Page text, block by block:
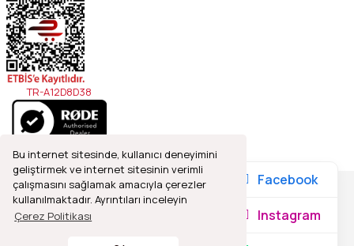
Bu internet sitesinde, kullanıcı deneyimini
geliştirmek ve internet sitesinin verimli
çalışmasını sağlamak amacıyla çerezler
kullanılmaktadır. Ayrıntıları inceleyin
Çerez Politikası
TR-A12D8D38
2021© Refleks Fotoğrafçılık, Tüm Hakları Saklıdır.
Facebook
Instagram